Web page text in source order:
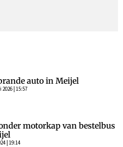
auto in Meijel
| 15:57
motorkap van bestelbus
| 19:14